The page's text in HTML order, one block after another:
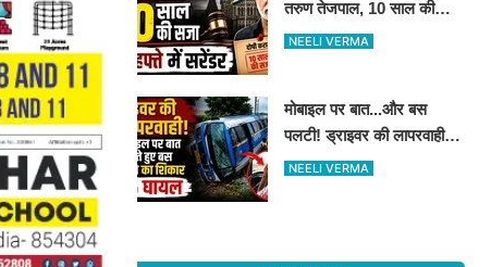
तरुण तेजपाल, 10 साल की
कैद..4 हफ्ते में करना होगा
NEELI VERMA
मोबाइल पर बात...और बस
पलटी! ड्राइवर की लापरवाही से
15 लोग हुए घायल
NEELI VERMA